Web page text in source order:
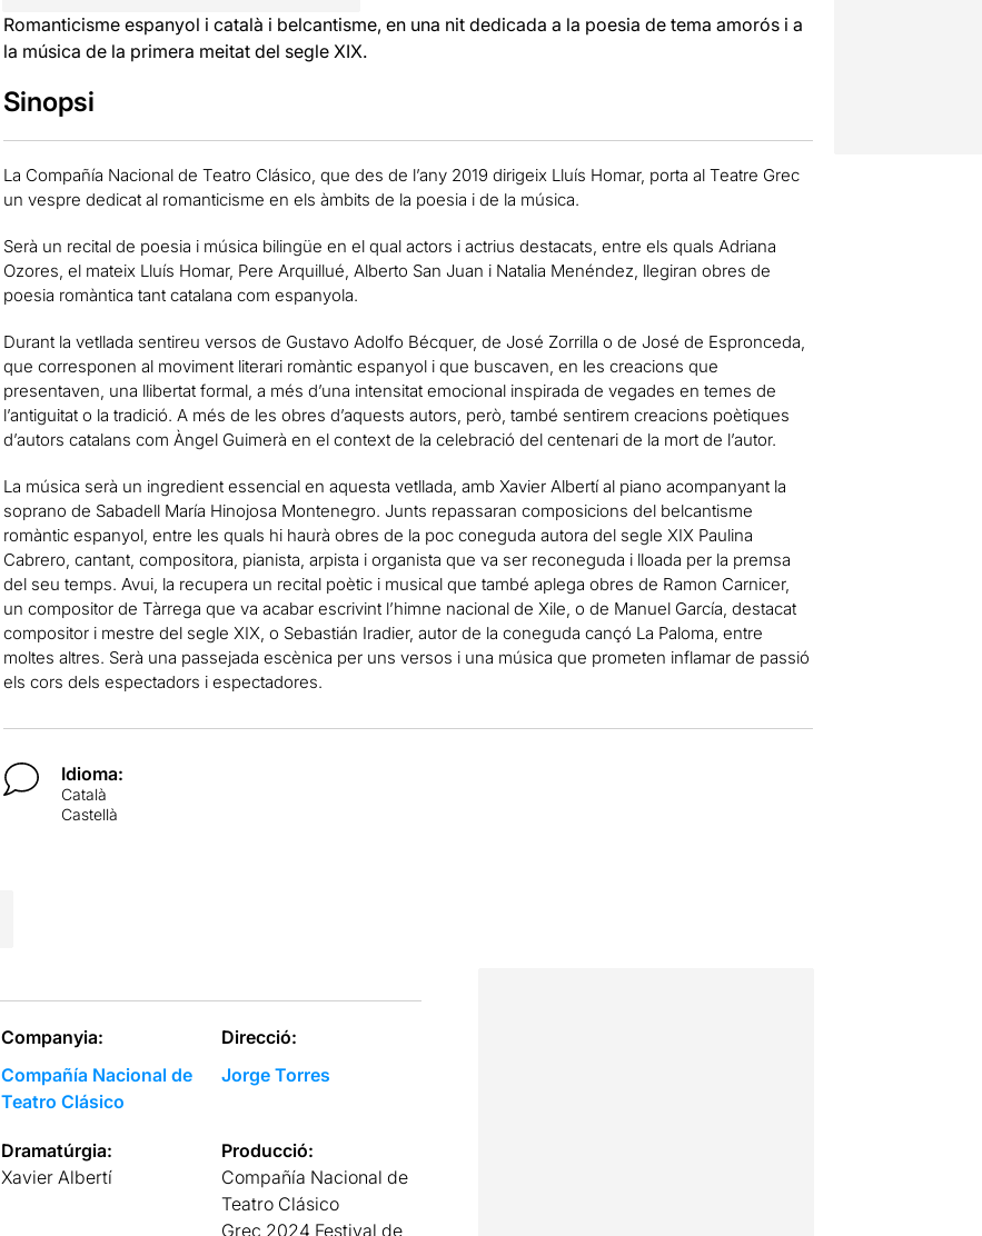
Romanticisme espanyol i català i belcantisme, en una nit dedicada a la poesia de tema amorós i a
la música de la primera meitat del segle XIX.
Sinopsi
La Compañía Nacional de Teatro Clásico, que des de l’any 2019 dirigeix Lluís Homar, porta al Teatre Grec
un vespre dedicat al romanticisme en els àmbits de la poesia i de la música.
Serà un recital de poesia i música bilingüe en el qual actors i actrius destacats, entre els quals Adriana
Ozores, el mateix Lluís Homar, Pere Arquillué, Alberto San Juan i Natalia Menéndez, llegiran obres de
poesia romàntica tant catalana com espanyola.
Durant la vetllada sentireu versos de Gustavo Adolfo Bécquer, de José Zorrilla o de José de Espronceda,
que corresponen al moviment literari romàntic espanyol i que buscaven, en les creacions que
presentaven, una llibertat formal, a més d’una intensitat emocional inspirada de vegades en temes de
l’antiguitat o la tradició. A més de les obres d’aquests autors, però, també sentirem creacions poètiques
d’autors catalans com Àngel Guimerà en el context de la celebració del centenari de la mort de l’autor.
La música serà un ingredient essencial en aquesta vetllada, amb Xavier Albertí al piano acompanyant la
soprano de Sabadell María Hinojosa Montenegro. Junts repassaran composicions del belcantisme
romàntic espanyol, entre les quals hi haurà obres de la poc coneguda autora del segle XIX Paulina
Cabrero, cantant, compositora, pianista, arpista i organista que va ser reconeguda i lloada per la premsa
del seu temps. Avui, la recupera un recital poètic i musical que també aplega obres de Ramon Carnicer,
un compositor de Tàrrega que va acabar escrivint l’himne nacional de Xile, o de Manuel García, destacat
compositor i mestre del segle XIX, o Sebastián Iradier, autor de la coneguda cançó La Paloma, entre
moltes altres. Serà una passejada escènica per uns versos i una música que prometen inflamar de passió
els cors dels espectadors i espectadores.
Idioma:
Català
Castellà
Companyia:
Compañía Nacional de
Teatro Clásico
Direcció:
Jorge Torres
Dramatúrgia:
Xavier Albertí
Producció:
Compañía Nacional de
Teatro Clásico
Grec 2024 Festival de